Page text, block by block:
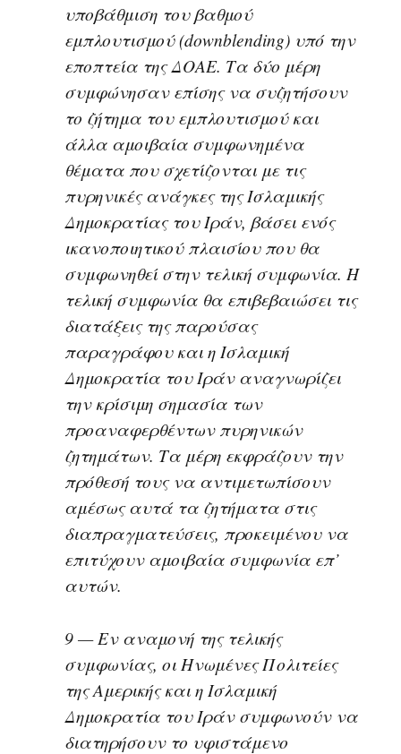
υποβάθμιση του βαθμού
εμπλουτισμού (downblending) υπό την
εποπτεία της ΔΟΑΕ. Τα δύο μέρη
συμφώνησαν επίσης να συζητήσουν
το ζήτημα του εμπλουτισμού και
άλλα αμοιβαία συμφωνημένα
θέματα που σχετίζονται με τις
πυρηνικές ανάγκες της Ισλαμικής
Δημοκρατίας του Ιράν, βάσει ενός
ικανοποιητικού πλαισίου που θα
συμφωνηθεί στην τελική συμφωνία. Η
τελική συμφωνία θα επιβεβαιώσει τις
διατάξεις της παρούσας
παραγράφου και η Ισλαμική
Δημοκρατία του Ιράν αναγνωρίζει
την κρίσιμη σημασία των
προαναφερθέντων πυρηνικών
ζητημάτων. Τα μέρη εκφράζουν την
πρόθεσή τους να αντιμετωπίσουν
αμέσως αυτά τα ζητήματα στις
διαπραγματεύσεις, προκειμένου να
επιτύχουν αμοιβαία συμφωνία επ’
αυτών.
9 — Εν αναμονή της τελικής
συμφωνίας, οι Ηνωμένες Πολιτείες
της Αμερικής και η Ισλαμική
Δημοκρατία του Ιράν συμφωνούν να
διατηρήσουν το υφιστάμενο